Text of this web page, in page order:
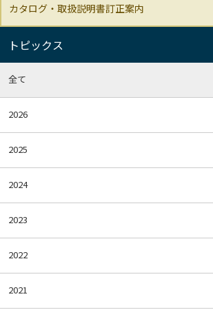
カタログ・取扱説明書訂正案内
トピックス
全て
2026
2025
2024
2023
2022
2021